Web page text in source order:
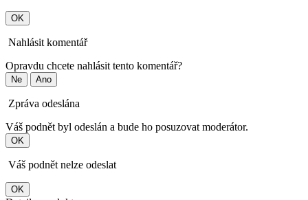
OK
Nahlásit komentář
Opravdu chcete nahlásit tento komentář?
Ne Ano
Zpráva odeslána
Váš podnět byl odeslán a bude ho posuzovat moderátor.
OK
Váš podnět nelze odeslat
OK